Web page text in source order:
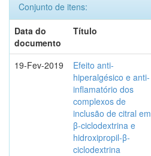
Conjunto de itens:
Data do
documento
Título
19-Fev-2019
Efeito anti-
hiperalgésico e anti-
inflamatório dos
complexos de
inclusão de citral em
β-ciclodextrina e
hidroxipropil-β-
ciclodextrina